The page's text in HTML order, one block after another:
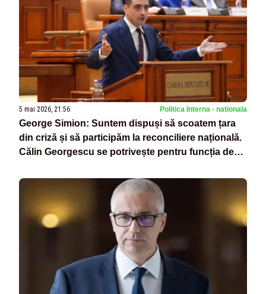
5 mai 2026, 21:56 Politica Interna - nationala
George Simion: Suntem dispuși să scoatem țara
din criză și să participăm la reconciliere națională.
Călin Georgescu se potrivește pentru funcția de